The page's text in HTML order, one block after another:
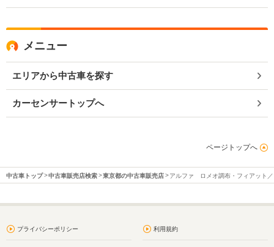
メニュー
エリアから中古車を探す
カーセンサートップへ
ページトップへ
中古車トップ 中古車販売店検索 東京都の中古車販売店 アルファ ロメオ調布・フィアット
プライバシーポリシー 利用規約